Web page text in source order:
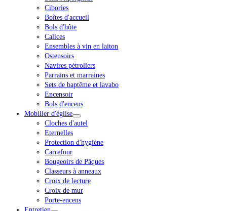
Cibories
Boîtes d'accueil
Bols d'hôte
Calices
Ensembles à vin en laiton
Ostensoirs
Navires pétroliers
Parrains et marraines
Sets de baptême et lavabo
Encensoir
Bols d'encens
Mobilier d'église
Cloches d'autel
Eternelles
Protection d'hygiène
Carrefour
Bougeoirs de Pâques
Classeurs à anneaux
Croix de lecture
Croix de mur
Porte-encens